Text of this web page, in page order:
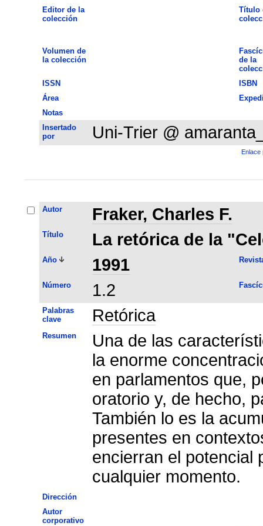
Editor de la
colección
Título
Volumen de
la colección
de la
ISSN
ISBN
Área
Notas
Insertado
por
Uni-Trier @
Enlace
Autor Fraker, Charles F.
Título La retórica de la
Año 1991
Número 1.2
Palabras
clave
Retórica
Resumen
Una de las
la enorme
en parlamentos que,
oratorio y, de hecho,
También lo es la
presentes en
encierran el potencial
cualquier momento.
Dirección
Autor
corporativo